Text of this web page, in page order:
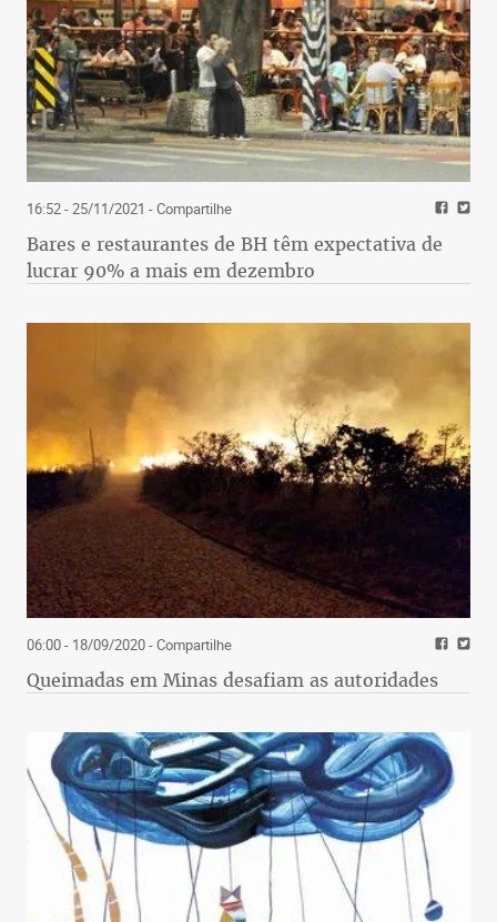
16:52 - 25/11/2021 - Compartilhe
Bares e restaurantes de BH têm expectativa de
lucrar 90% a mais em dezembro
06:00 - 18/09/2020- Compartilhe
Queimadas em Minas desafiam as autoridades